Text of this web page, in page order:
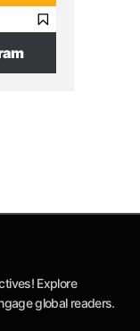
Explore
global readers.